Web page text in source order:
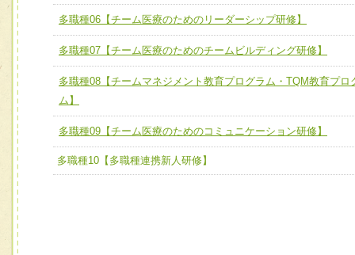
必要に応じて柔軟に医療チームを組織し、強調できる
ユニット３ 多職種連携力
他職種の視点とスキルを学び、相互理解と連携を深める
チーム03【癌患者服薬サポートチーム】
チーム04【口腔ケアチーム】
チーム05【せん妄対策チーム】
チーム07【病院職員に対する院内感染対策教育チーム】
チーム08【地域関係機関と連携した小児リハビリテーショ
多職種06【チーム医療のためのリーダーシップ研修】
多職種07【チーム医療のためのチームビルディング研修】
多職種08【チームマネジメント教育プログラム・TQM教育プロ
ム】
多職種09【チーム医療のためのコミュニケーション研修】
多職種10【多職種連携新人研修】